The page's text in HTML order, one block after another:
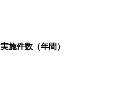
実施件数（年間）